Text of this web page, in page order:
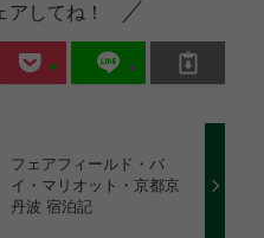
アしてね！
フェアフィールド・バ
イ・マリオット・京都京
丹波 宿泊記